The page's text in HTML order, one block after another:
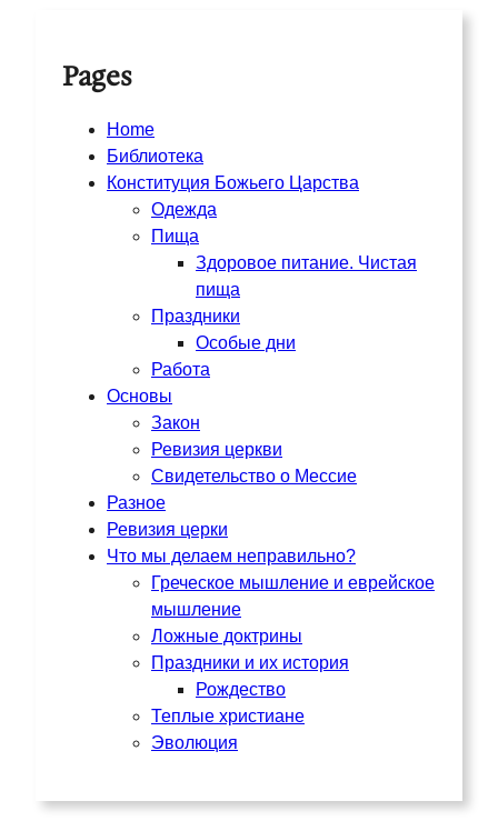
Pages
Home
Библиотека
Конституция Божьего Царства
Одежда
Пища
Здоровое питание. Чистая
пища
Праздники
Особые дни
Работа
Основы
Закон
Ревизия церкви
Свидетельство о Мессие
Разное
Ревизия церки
Что мы делаем неправильно?
Греческое мышление и еврейское
мышление
Ложные доктрины
Праздники и их история
Рождество
Теплые христиане
Эволюция